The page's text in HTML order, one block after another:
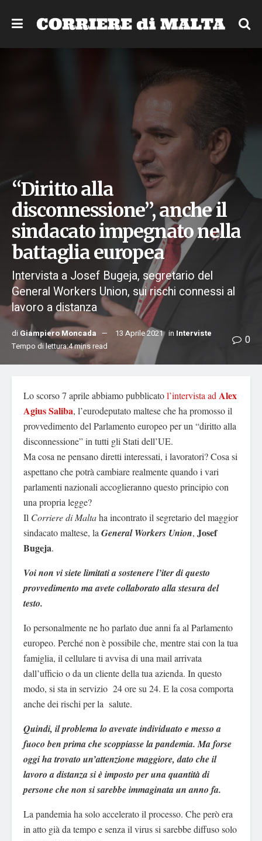
“Diritto alla
disconnessione”, anche il
sindacato impegnato nella
battaglia europea
Intervista a Josef Bugeja, segretario del
General Workers Union, sui rischi connessi al
lavoro a distanza
di Giampiero Moncada 13 Aprile 2021 in Interviste
Tempo di lettura:4 mins read
0
Lo scorso 7 aprile abbiamo pubblicatol’intervista ad Alex
Agius Saliba, l’eurodeputato maltese che ha promosso il
provvedimento del Parlamento europeo per un “diritto alla
disconnessione” in tutti gli Stati dell’UE.
Ma cosa ne pensano diretti interessati, i lavoratori? Cosa si
aspettano che potrà cambiare realmente quando i vari
parlamenti nazionali accoglieranno questo principio con
una propria legge?
Il Corriere di Maltaha incontrato il segretario del maggior
sindacato maltese, la General Workers Union, Josef
Bugeja.
Voi non vi siete limitati a sostenere l’iter di questo
provvedimento ma avete collaborato alla stesura del
testo.
Io personalmente ne ho parlato due anni fa al Parlamento
europeo. Perché non è possibile che, mentre stai con la tua
famiglia, il cellulare ti avvisa di una mail arrivata
dall’ufficio o da un cliente della tua azienda. In questo
modo, si sta in servizio 24 ore su 24. E la cosa comporta
anche dei rischi per la salute.
Quindi, il problema lo avevate individuato e messo a
fuoco ben prima che scoppiasse la pandemia. Ma forse
oggi ha trovato un’attenzione maggiore, dato che il
lavoro a distanza si è imposto per una quantità di
persone che non si sarebbe immaginata un anno fa.
La pandemia ha solo accelerato il processo. Che però era
in atto già da tempo e senza il virus si sarebbe diffuso solo